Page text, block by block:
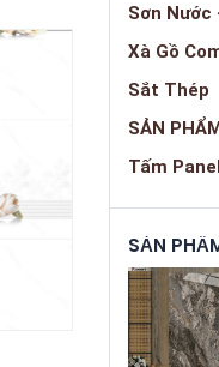
Sơn Nước
Xà Gồ
Sắt Thép
SẢN
Tấm
SẢN